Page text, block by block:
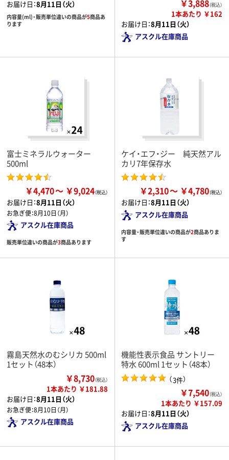
お届け日：8月11日（火）
内容量(ml)・販売単位違いの商品が5商品あ
ります
￥3,888（税込）
1本あたり ￥162
お届け日：8月11日（火）
アスクル在庫商品
富士ミネラルウォーター
500ml
￥4,470 ￥9,024
お届け日：8月11日（火）
お急ぎ便：8月10日（月）
アスクル在庫商品
販売単位違いの商品が3商品あります
ケイ・エフ・ジー 純天然アル
カリ7年保存水
￥2,310 ￥4,780
お届け日：8月11日（火）
アスクル在庫商品
内容量・販売単位違いの商品が2商品ありま
す
霧島天然水のむシリカ 500ml
1セット（48本）
￥8,730（税込）
1本あたり ￥181.88
お届け日：8月11日（火）
お急ぎ便：8月10日（月）
アスクル在庫商品
機能性表示食品 サントリー
特水 600ml 1セット（48本）
（3件）
￥7,540（税込）
1本あたり ￥157.09
お届け日：8月11日（火）
アスクル在庫商品